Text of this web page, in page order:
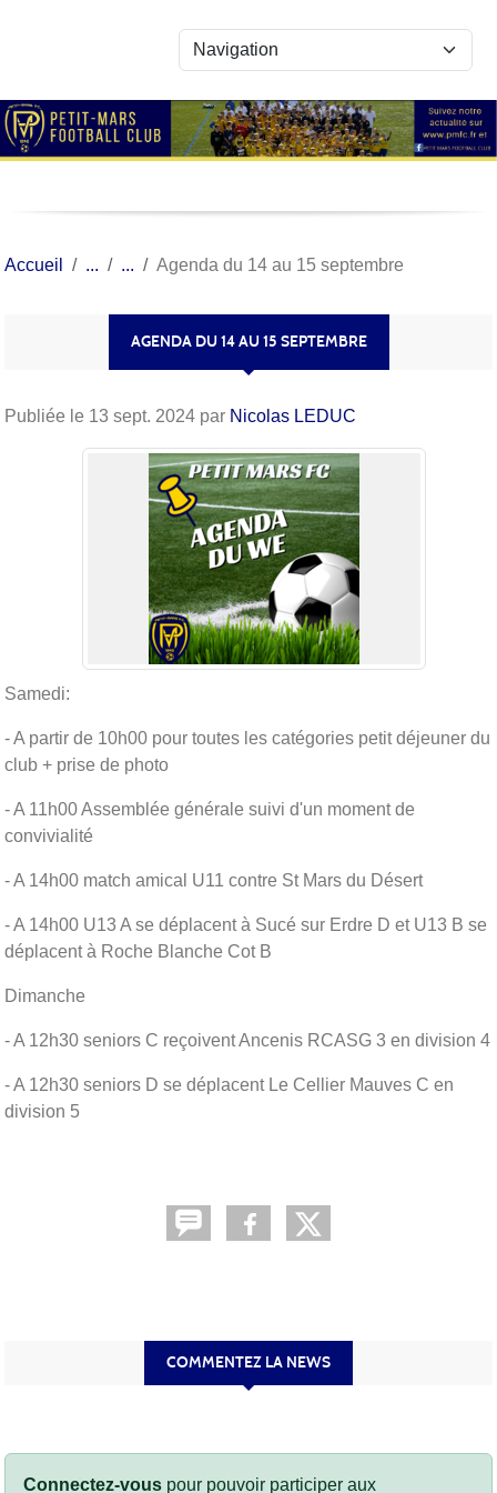
Accueil Agenda du 14 au 15 septembre
AGENDA DU 14 AU 15 SEPTEMBRE
Publiée le 13 sept. 2024 par Nicolas LEDUC
Samedi:
- A partir de 10h00 pour toutes les catégories petit déjeuner du
club + prise de photo
- A 11h00 Assemblée générale suivi d'un moment de
convivialité
- A 14h00 match amical U11 contre St Mars du Désert
- A 14h00 U13 A se déplacent à Sucé sur Erdre D et U13 B se
déplacent à Roche Blanche Cot B
Dimanche
- A 12h30 seniors C reçoivent Ancenis RCASG 3 en division 4
- A 12h30 seniors D se déplacent Le Cellier Mauves C en
division 5
COMMENTEZ LA NEWS
Connectez-vous pour pouvoir participer aux